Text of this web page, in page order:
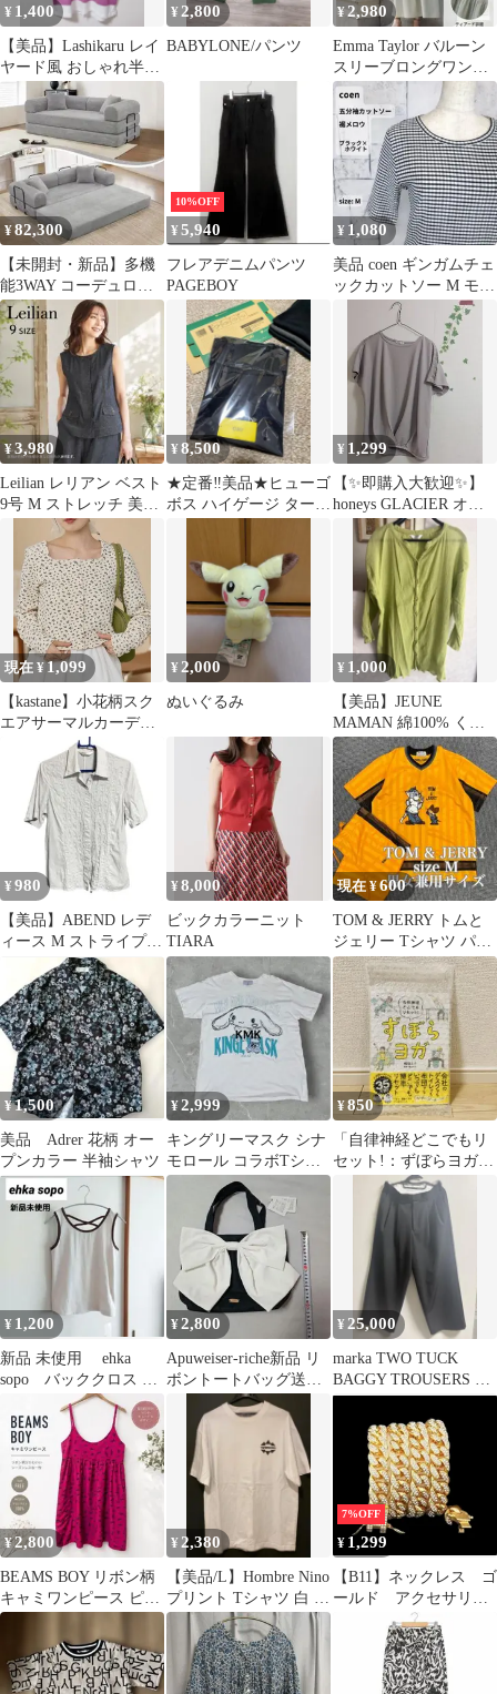
¥ 1,400
【美品】Lashikaru レイ
ヤード風 おしゃれ半袖
Tシャツ 体型カバー
3L〜
¥ 2,800
BABYLONE/パンツ
¥2,980
Emma Taylor バルーン
スリーブロングワンピ
ース ティアード グ
リーン
¥82,300
【未開封・新品】多機
能3WAY コーデュロイ
ローソファベッド（ラ
イトグレー）
10%OFF
¥ 5,940
フレアデニムパンツ
PAGEBOY
¥ 1,080
美品 coen ギンガムチェ
ックカットソー M モノ
トーン メロー Tシャツ
¥3,980
Leilian レリアン ベスト
9号 M ストレッチ 美品
日本製 561
¥8,500
★定番‼️美品★ヒューゴ
ボス ハイゲージ タート
¥ 1,299
【✨即購入大歓迎✨】
honeys GLACIER オー
バーカットソー
現在 ¥1,099
【kastane】小花柄スク
エアサーマルカーディ
ガン（アイボリー、Fサ
イズ）
¥ 2,000
ぬいぐるみ
¥ 1,000
【美品】JEUNE
MAMAN 綿100% くし
ゅくしゅシワ加工 シャ
ツ 黄緑
¥ 980
【美品】ABEND レデ
ィース M ストライプ
シャツ ブラウス 刺繍
¥8,000
ビックカラーニット
TIARA
現在 ¥600
TOM & JERRY トムと
ジェリー Tシャツ パン
ツ ジャージ上下セット
M
¥1,500
美品 Adrer 花柄 オー
プンカラー 半袖シャツ
¥2,999
キングリーマスク シナ
モロール コラボTシャ
ツ KMK サンリオ ホワ
イト ✨
¥850
「自律神経どこでもリ
セット!：ずぼらヨガ
¥ 1,200
新品 未使用 ehka
sopo バッククロス バ
イカラー タンクトッ
プ
¥2,800
Apuweiser-riche新品 リ
ボントートバッグ送料
ギリギリ込み値下げ価
¥ 25,000
marka TWO TUCK
BAGGY TROUSERS 黒
1 タグ付
¥2,800
BEAMS BOY リボン柄
キャミワンピース ピン
ク
¥ 2,380
【美品/L】Hombre Nino
プリント Tシャツ 白 オ
ンブレニーニョ
7%OFF
¥ 1,299
【B11】ネックレス ゴ
ールド アクセサリ
ー ファッション 腕
輪 約48cm